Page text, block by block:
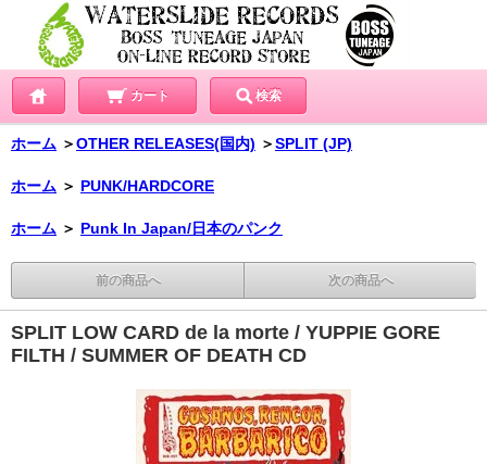
カート 検索
ホーム ＞OTHER RELEASES(国内) ＞SPLIT (JP)
ホーム ＞ PUNK/HARDCORE
ホーム ＞ Punk In Japan/日本のパンク
前の商品へ 次の商品へ
SPLIT LOW CARD de la morte / YUPPIE GORE
FILTH / SUMMER OF DEATH CD